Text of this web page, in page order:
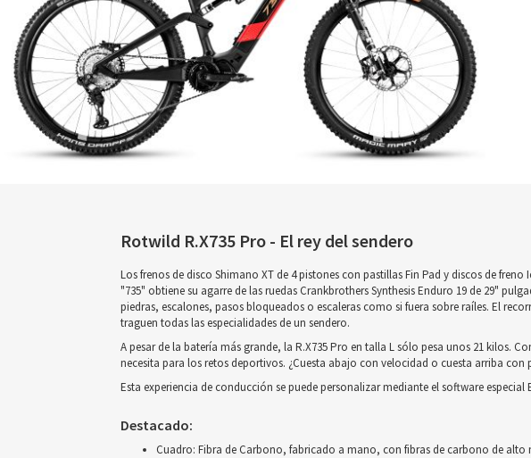
Rotwild R.X735 Pro - El rey del sendero
Los frenos de disco Shimano XT de 4 pistones con pastillas Fin Pad y discos de
"735" obtiene su agarre de las ruedas Crankbrothers Synthesis Enduro 19 de 29"
piedras, escalones, pasos bloqueados o escaleras como si fuera sobre raíles. El
traguen todas las especialidades de un sendero.
A pesar de la batería más grande, la R.X735 Pro en talla L sólo pesa unos 21 kilos.
necesita para los retos deportivos. ¿Cuesta abajo con velocidad o cuesta arriba con
Esta experiencia de conducción se puede personalizar mediante el software
Destacado:
Cuadro: Fibra de Carbono, fabricado a mano, con fibras de carbono de alto